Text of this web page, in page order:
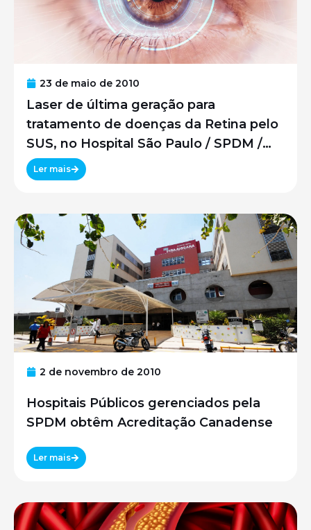
23 de maio de 2010
Laser de última geração para
tratamento de doenças da Retina pelo
SUS, no Hospital São Paulo / SPDM /
UNIFESP
Ler mais
2 de novembro de 2010
Hospitais Públicos gerenciados pela
SPDM obtêm Acreditação Canadense
Ler mais